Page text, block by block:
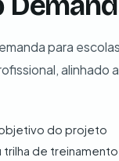
para
do projeto
trilha de treinamento